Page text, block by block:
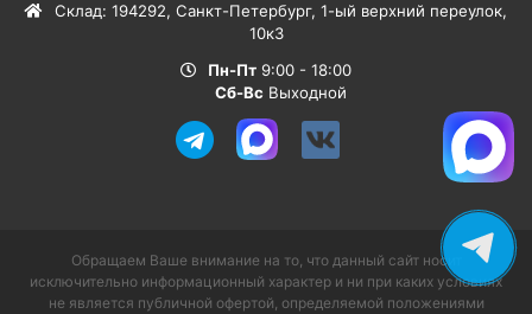
Склад: 194292, Санкт-Петербург, 1-ый верхний переулок,
10к3
Пн-Пт 9:00 - 18:00
Сб-Вс Выходной
Обращаем Ваше внимание на то, что данный сайт носит
исключительно информационный характер и ни при каких условиях
не является публичной офертой, определяемой положениями